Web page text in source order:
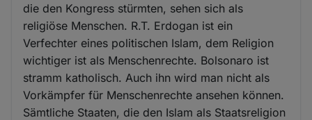
die den Kongress stürmten, sehen sich als
religiöse Menschen. R.T. Erdogan ist ein
Verfechter eines politischen Islam, dem Religion
wichtiger ist als Menschenrechte. Bolsonaro ist
stramm katholisch. Auch ihn wird man nicht als
Vorkämpfer für Menschenrechte ansehen können.
Sämtliche Staaten, die den Islam als Staatsreligion